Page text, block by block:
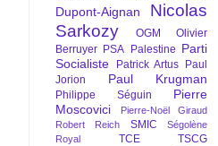
Dupont-Aignan
Nicolas
Sarkozy
OGM
Olivier
Berruyer PSA Palestine Parti
Socialiste
Patrick Artus
Paul
Jorion
Paul Krugman
Philippe Séguin
Pierre
Moscovici
Pierre-Noël Giraud
Robert Reich
SMIC
Ségolène
Royal
TCE TSCG